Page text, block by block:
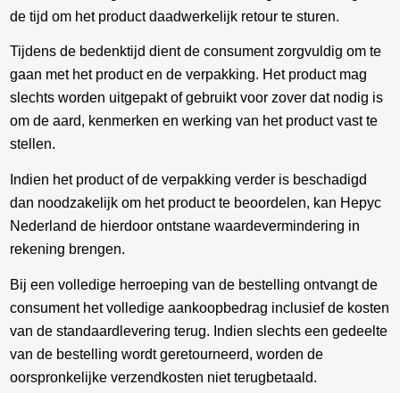
de tijd om het product daadwerkelijk retour te sturen.
Tijdens de bedenktijd dient de consument zorgvuldig om te
gaan met het product en de verpakking. Het product mag
slechts worden uitgepakt of gebruikt voor zover dat nodig is
om de aard, kenmerken en werking van het product vast te
stellen.
Indien het product of de verpakking verder is beschadigd
dan noodzakelijk om het product te beoordelen, kan Hepyc
Nederland de hierdoor ontstane waardevermindering in
rekening brengen.
Bij een volledige herroeping van de bestelling ontvangt de
consument het volledige aankoopbedrag inclusief de kosten
van de standaardlevering terug. Indien slechts een gedeelte
van de bestelling wordt geretourneerd, worden de
oorspronkelijke verzendkosten niet terugbetaald.